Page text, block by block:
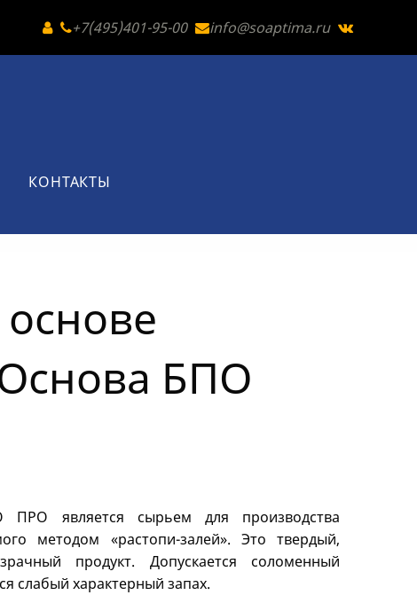
+7(495)401-95-00 info@soaptima.ru
КОНТАКТЫ
БПО
ПРО является сырьем для производства
методом «растопи-залей». Это твердый,
продукт. Допускается соломенный
слабый характерный запах.